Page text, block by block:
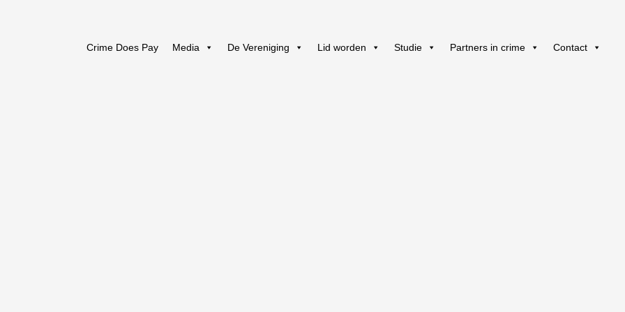
Crime Does Pay Media De Vereniging Lid worden Studie Partners in crime Contact